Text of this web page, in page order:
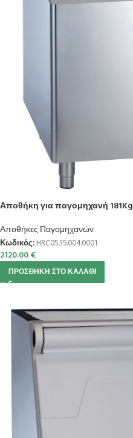
Αποθήκη για παγομηχανή 181Kg
Αποθήκες Παγομηχανών
Κωδικός: HRC05.35.004.0001
2120.00€
ΠΡΟΣΘΉΚΗ ΣΤΟ ΚΑΛΆΘΙ